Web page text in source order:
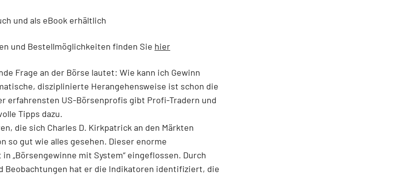
und als eBook erhältlich
und Bestellmöglichkeiten finden Sie hier
Frage an der Börse lautet: Wie kann ich Gewinn
disziplinierte Herangehensweise ist schon die
erfahrensten US-Börsenprofis gibt Profi-Tradern und
Tipps dazu.
die sich Charles D. Kirkpatrick an den Märkten
so gut wie alles gesehen. Dieser enorme
„Börsengewinne mit System“ eingeflossen. Durch
Beobachtungen hat er die Indikatoren identifiziert, die